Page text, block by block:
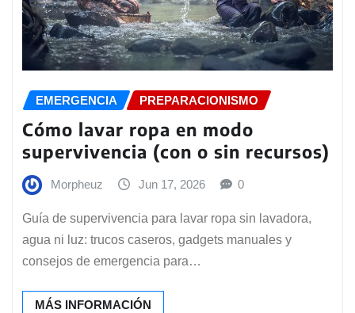
EMERGENCIA PREPARACIONISMO
Cómo lavar ropa en modo
supervivencia (con o sin recursos)
Morpheuz Jun 17, 2026 0
Guía de supervivencia para lavar ropa sin lavadora,
agua ni luz: trucos caseros, gadgets manuales y
consejos de emergencia para…
MÁS INFORMACIÓN